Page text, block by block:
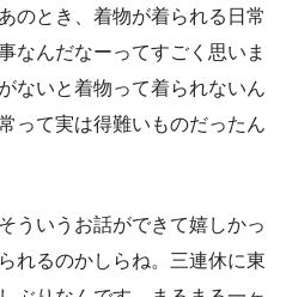
のとき、着物が着られる日常
なんだなーってすごく思いま
ないと着物って着られないん
って実は得難いものだったん
ういうお話ができて嬉しかっ
れるのかしらね。三連休に東